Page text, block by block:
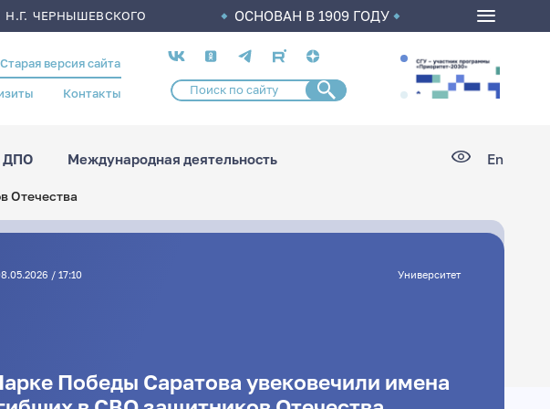
ЧЕРНЫШЕВСКОГО ОСНОВАН В 1909 ГОДУ
Старая версия сайта
Контакты
Социальные
сети
ДПО Международная деятельность En
Отечества
/ 17:10 Университет
Победы Саратова увековечили имена